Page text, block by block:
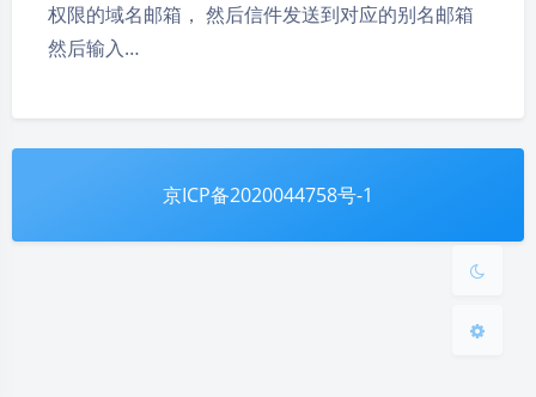
夜间模式
权限的域名邮箱， 然后信件发送到对应的别名邮箱
然后输入…
京ICP备2020044758号-1